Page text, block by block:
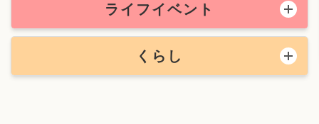
ライフイベント
くらし